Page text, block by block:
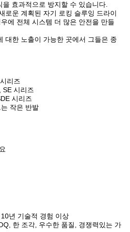
효과적으로 방지할 수 있습니다.
로운 계획된 자기 로킹 슬루잉 드라이
에 전체 시스템 더 많은 안전을 만들
대한 노출이 가능한 곳에서 그들은 종
리즈
SE 시리즈
시리즈
작은 반발
년 기술적 경험 이상
한 조각, 우수한 품질, 경쟁력있는 가